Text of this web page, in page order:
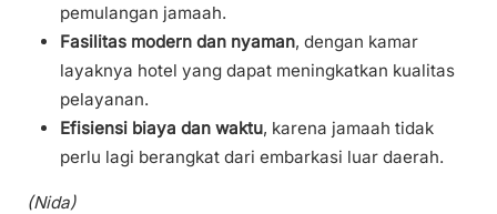
pemulangan jamaah.
Fasilitas modern dan nyaman, dengan kamar
layaknya hotel yang dapat meningkatkan kualitas
pelayanan.
Efisiensi biaya dan waktu, karena jamaah tidak
perlu lagi berangkat dari embarkasi luar daerah.
(Nida)